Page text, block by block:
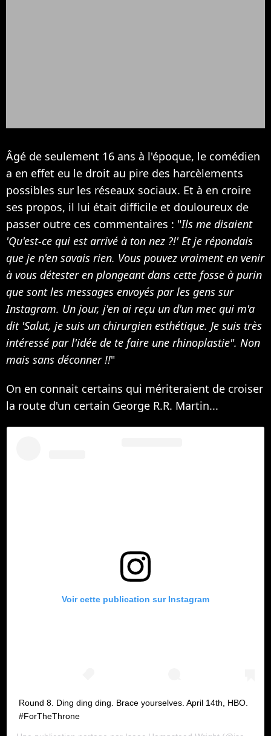
Âgé de seulement 16 ans à l'époque, le comédien
a en effet eu le droit au pire des harcèlements
possibles sur les réseaux sociaux. Et à en croire
ses propos, il lui était difficile et douloureux de
passer outre ces commentaires : "Ils me disaient
'Qu'est-ce qui est arrivé à ton nez ?!' Et je répondais
que je n'en savais rien. Vous pouvez vraiment en venir
à vous détester en plongeant dans cette fosse à purin
que sont les messages envoyés par les gens sur
Instagram. Un jour, j'en ai reçu un d'un mec qui m'a
dit 'Salut, je suis un chirurgien esthétique. Je suis très
intéressé par l'idée de te faire une rhinoplastie". Non
mais sans déconner !!"
On en connait certains qui mériteraient de croiser
la route d'un certain George R.R. Martin...
Voir cette publication sur Instagram
Round 8. Ding ding ding. Brace yourselves. April 14th, HBO.
#ForTheThrone